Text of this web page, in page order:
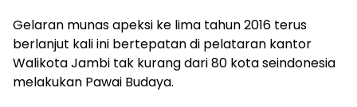
Gelaran munas apeksi ke lima tahun 2016 terus
berlanjut kali ini bertepatan di pelataran kantor
Walikota Jambi tak kurang dari 80 kota seindonesia
melakukan Pawai Budaya.